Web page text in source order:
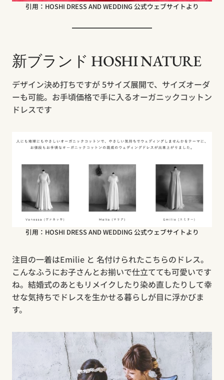
引用：HOSHI DRESS AND WEDDING 公式ウェブサイトより
新ブランド HOSHI NATURE
デザイン決め打ちですが 5サイズ展開で、サイズオーダ
ーも可能。お手頃価格で手に入るオーガニックコットン
ドレスです
引用：HOSHI DRESS AND WEDDING 公式ウェブサイトより
注目の一着はEmilie と 名付けられたこちらのドレス。
こんなふうにお子さんとお揃いで仕立てても可愛いです
ね。結婚式のあともリメイクしたり染め直したりして幸
せな気持ちでドレスを生かせる暮らしが目に浮かびま
す。